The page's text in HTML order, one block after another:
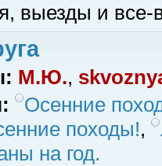
выезды и все-
М.Ю.,
Осенние
походы!,
на год.